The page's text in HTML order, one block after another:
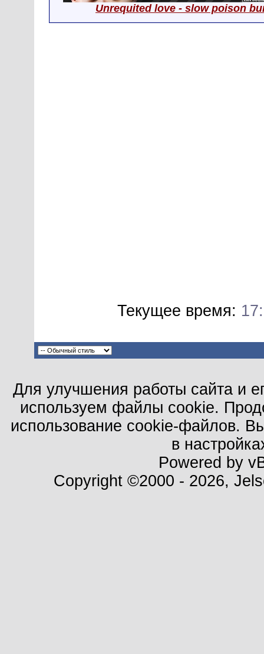
Unrequited love - slow poison
Текущее время:
Для улучшения работы сайта и
используем файлы cookie.
использование cookie-файлов.
в
Powered by
Copyright ©2000 - 2026,